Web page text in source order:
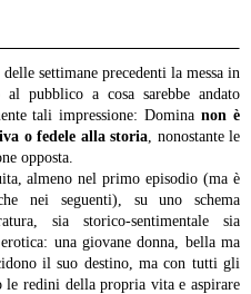
settimane precedenti la messa in
pubblico a cosa sarebbe andato
tali impressione: Dominanon è
o fedele alla storia , nonostante le
opposta.
almeno nel primo episodio (ma è
nei seguenti), su uno schema
sia storico-sentimentale sia
una giovane donna, bella ma
il suo destino, ma con tutti gli
le redini della propria vita e aspirare